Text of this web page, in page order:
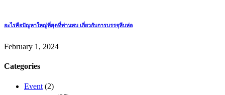
อะไรคือปัญหาใหญ่ที่สุดที่ท่านพบ เกี่ยวกับการบรรจุหีบห่อ
February 1, 2024
Categories
Event (2)